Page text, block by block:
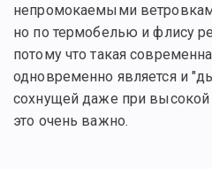
непромокаемыми
но по термобелью и флису
потому что такая
одновременно является и
сохнущей даже при высокой
это очень важно.